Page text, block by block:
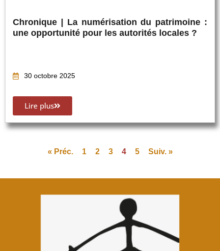
Chronique | La numérisation du patrimoine :
une opportunité pour les autorités locales ?
30 octobre 2025
Lire plus
« Préc. 1 2 3 4 5 Suiv. »